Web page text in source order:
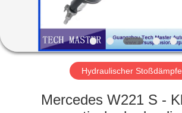
ÜBER
UNS
FABRIK-
Hydraulischer
Mercedes W221 S -